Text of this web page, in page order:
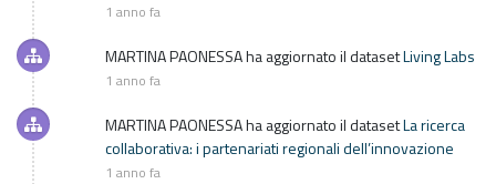
1 anno fa
MARTINA PAONESSAha aggiornato il datasetLiving Labs
1 anno fa
MARTINA PAONESSAha aggiornato il datasetLa ricerca
collaborativa: i partenariati regionali dell’innovazione
1 anno fa